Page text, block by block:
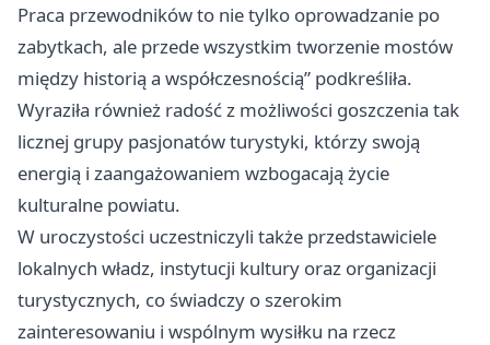
Praca przewodników to nie tylko oprowadzanie po
zabytkach, ale przede wszystkim tworzenie mostów
między historią a współczesnością” podkreśliła.
Wyraziła również radość z możliwości goszczenia tak
licznej grupy pasjonatów turystyki, którzy swoją
energią i zaangażowaniem wzbogacają życie
kulturalne powiatu.
W uroczystości uczestniczyli także przedstawiciele
lokalnych władz, instytucji kultury oraz organizacji
turystycznych, co świadczy o szerokim
zainteresowaniu i wspólnym wysiłku na rzecz